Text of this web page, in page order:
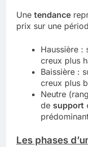
Une tendance
prix sur une
Haussière :
creux plus
Baissière :
creux plus
Neutre
de support
Les phases